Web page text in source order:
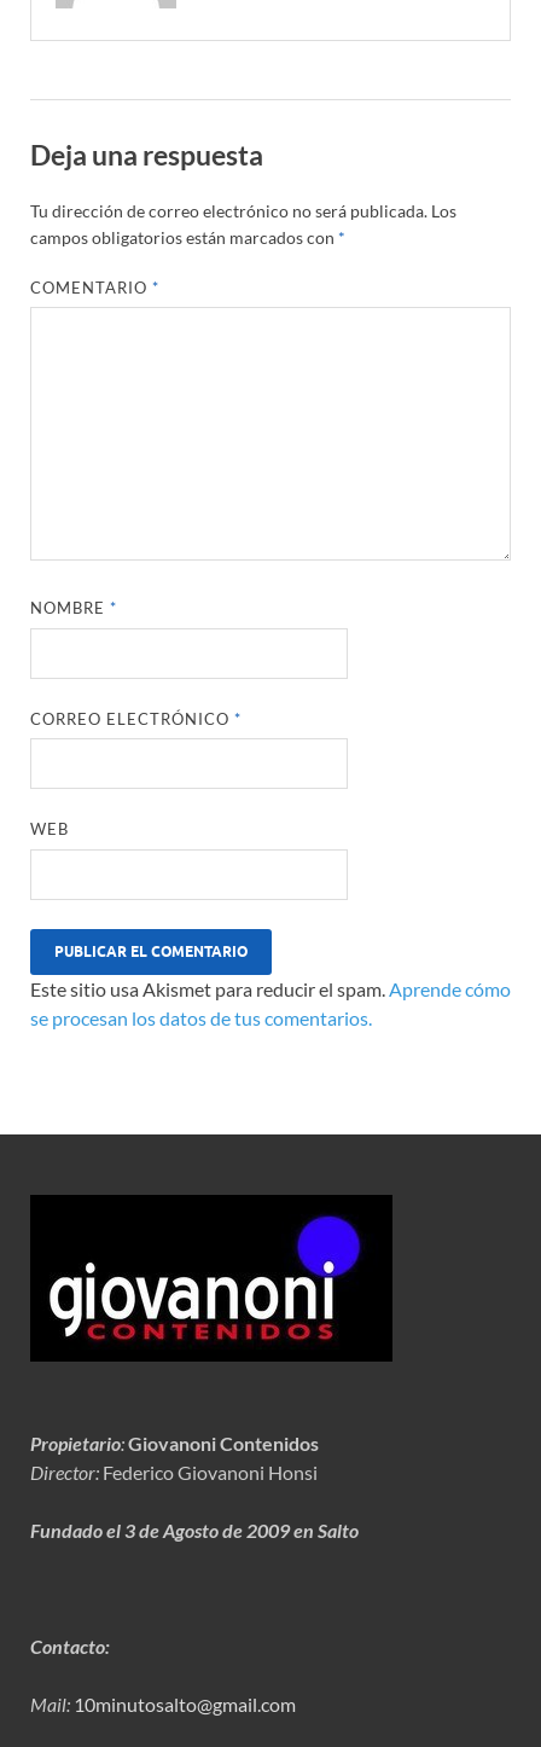
Deja una respuesta
Tu dirección de correo electrónico no será publicada. Los
campos obligatorios están marcados con *
COMENTARIO*
NOMBRE*
CORREO ELECTRÓNICO*
WEB
Este sitio usa Akismet para reducir el spam. Aprende cómo
se procesan los datos de tus comentarios.
Propietario:Giovanoni Contenidos
Director: Federico Giovanoni Honsi
Fundado el 3 de Agosto de 2009 en Salto
Contacto:
Mail: 10minutosalto@gmail.com